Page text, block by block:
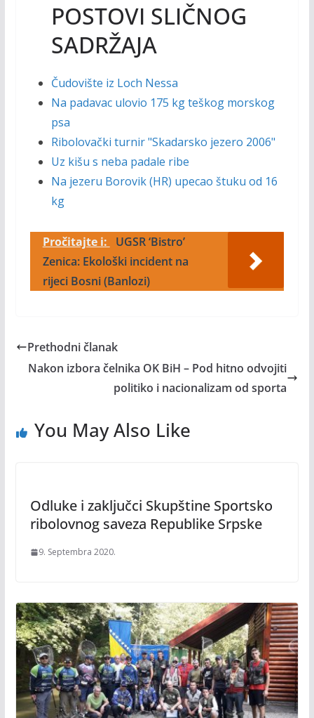
POSTOVI SLIČNOG
SADRŽAJA
Čudovište iz Loch Nessa
Na padavac ulovio 175 kg teškog morskog
psa
Ribolovački turnir "Skadarsko jezero 2006"
Uz kišu s neba padale ribe
Na jezeru Borovik (HR) upecao štuku od 16
kg
Pročitajte i:
UGSR ‘Bistro’
Zenica: Ekološki incident na
rijeci Bosni (Banlozi)
Prethodni članak
Nakon izbora čelnika OK BiH – Pod hitno odvojiti
politiko i nacionalizam od sporta
You May Also Like
Odluke i zaključci Skupštine Sportsko
ribolovnog saveza Republike Srpske
9. Septembra 2020.